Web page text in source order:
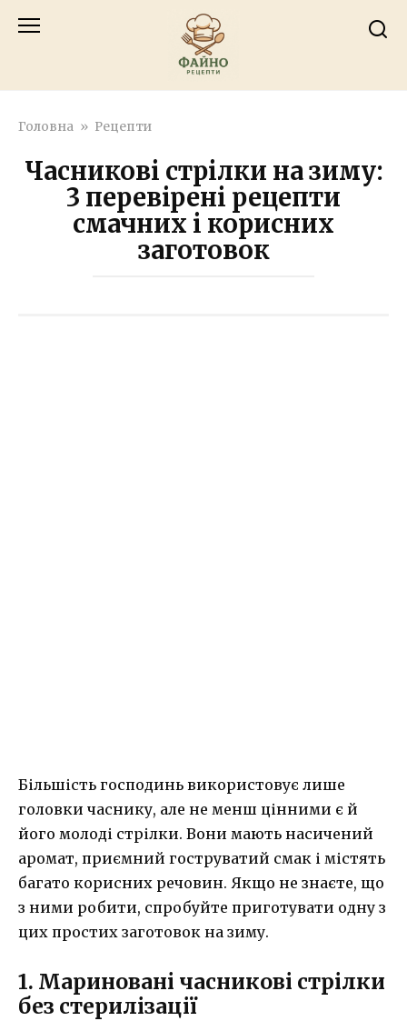
Головна » Рецепти
Часникові стрілки на зиму:
3 перевірені рецепти
смачних і корисних
заготовок
Більшість господинь використовує лише
головки часнику, але не менш цінними є й
його молоді стрілки. Вони мають насичений
аромат, приємний гоструватий смак і містять
багато корисних речовин. Якщо не знаєте, що
з ними робити, спробуйте приготувати одну з
цих простих заготовок на зиму.
1. Мариновані часникові стрілки
без стерилізації